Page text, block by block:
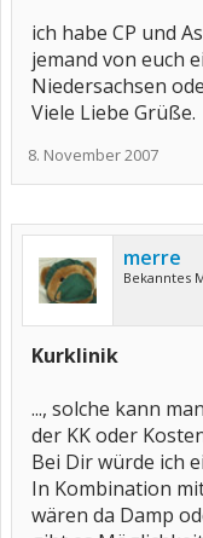
ich habe CP und
jemand von euch
Niedersachsen
Viele Liebe Grüße.
8. November 2007
merre
Bekanntes
Kurklinik
..., solche kann
der KK oder
Bei Dir würde ich
In Kombination
wären da Damp